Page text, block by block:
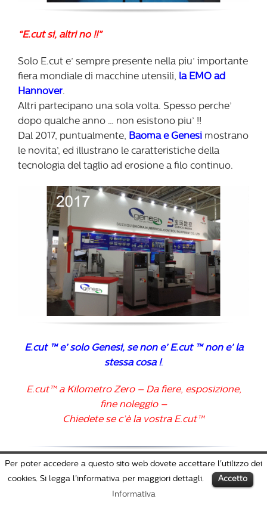
“E.cut si, altri no !!”
Solo E.cut e’ sempre presente nella piu’ importante
fiera mondiale di macchine utensili, la EMO ad
Hannover.
Altri partecipano una sola volta. Spesso perche’
dopo qualche anno … non esistono piu’ !!
Dal 2017, puntualmente, Baoma e Genesi mostrano
le novita’, ed illustrano le caratteristiche della
tecnologia del taglio ad erosione a filo continuo.
E.cut ™ e’ solo Genesi, se non e’ E.cut ™ non e’ la
stessa cosa !.
E.cut™ a Kilometro Zero – Da fiere, esposizione,
fine noleggio –
Chiedete se c’è la vostra E.cut™
Per poter accedere a questo sito web dovete accettare l'utilizzo dei
cookies. Si legga l'informativa per maggiori dettagli.
Accetto
Informativa